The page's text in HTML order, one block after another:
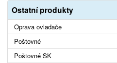
Ostatní produkty
Oprava ovladače
Poštovné
Poštovné SK